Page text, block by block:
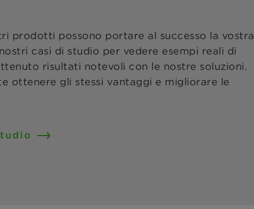
prodotti possono portare al successo la vostra
casi di studio per vedere esempi reali di
risultati notevoli con le nostre soluzioni.
ottenere gli stessi vantaggi e migliorare le